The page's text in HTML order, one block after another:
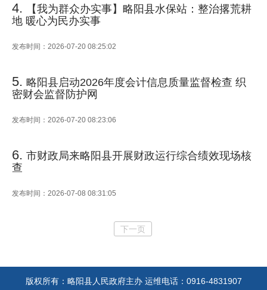
4.
【我为群众办实事】略阳县水保站：整治撂荒耕
地 暖心为民办实事
发布时间：2026-07-20 08:25:02
5. 略阳县启动2026年度会计信息质量监督检查 织
密财会监督防护网
发布时间：2026-07-20 08:23:06
6. 市财政局来略阳县开展财政运行综合绩效现场核
查
发布时间：2026-07-08 08:31:05
下一页
版权所有：略阳县人民政府主办 运维电话：0916-4831907